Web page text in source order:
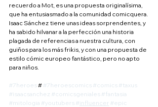
recuerdo a Mot, es una propuesta originalísima,
que ha entusiasmado a la comunidad comicquera.
Isaac Sánchez tiene unas ideas sorprendentes, y
ha sabido hilvanar a la perfección una historia
plagada de referencias a nuestra cultura, con
guiños para los más frikis, y con una propuesta de
estilo cómic europeo fantástico, pero no apto
para niños.
#7heroes # #7heroescomics #comics #taxus
#isaacsanchez #comicsgeniales #fantasia
#mitologia #youtubers #influencer #epic